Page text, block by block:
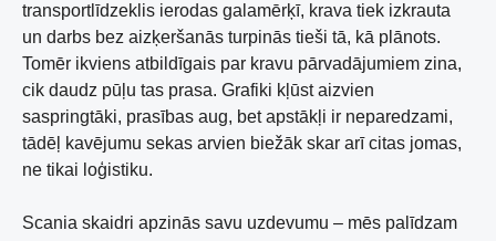
transportlīdzeklis ierodas galamērķī, krava tiek izkrauta
un darbs bez aizķeršanās turpinās tieši tā, kā plānots.
Tomēr ikviens atbildīgais par kravu pārvadājumiem zina,
cik daudz pūļu tas prasa. Grafiki kļūst aizvien
saspringtāki, prasības aug, bet apstākļi ir neparedzami,
tādēļ kavējumu sekas arvien biežāk skar arī citas jomas,
ne tikai loģistiku.
Scania skaidri apzinās savu uzdevumu – mēs palīdzam